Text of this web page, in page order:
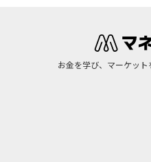
お金を学び、マーケット